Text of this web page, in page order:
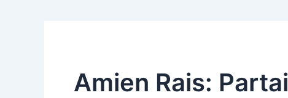
Amien Rais: